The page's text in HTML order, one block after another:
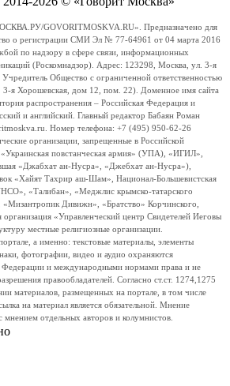
GOVORITMOSKVA.RU». Предназначено для
о регистрации СМИ Эл № 77-64961 от 04 марта 2016
по надзору в сфере связи, информационных
(Роскомнадзор). Адрес: 123298, Москва, ул. 3-я
Общество с ограниченной ответственностью
я Хорошевская, дом 12, пом. 22). Доменное имя сайта
распространения – Российская Федерация и
и английский. Главный редактор Бабаян Роман
Номер телефона: +7 (495) 950-62-26
организации, запрещенные в Российской
повстанческая армия» (УПА), «ИГИЛ»,
«Джабхат ан-Нусра», «Джебхат ан-Нусра»),
«Хайят Тахрир аш-Шам», Национал-Большевистская
«Талибан», «Меджлис крымско-татарского
Дивижн», «Братство» Корчинского,
организация «Управленческий центр Свидетелей Иеговы
местные религиозные организации.
а именно: текстовые материалы, элементы
фотографии, видео и аудио охраняются
Федерации и международными нормами права и не
правообладателей. Согласно ст.ст. 1274,1275
материалов, размещенных на портале, в том числе
на материал является обязательной. Мнение
мнением отдельных авторов и колумнистов.